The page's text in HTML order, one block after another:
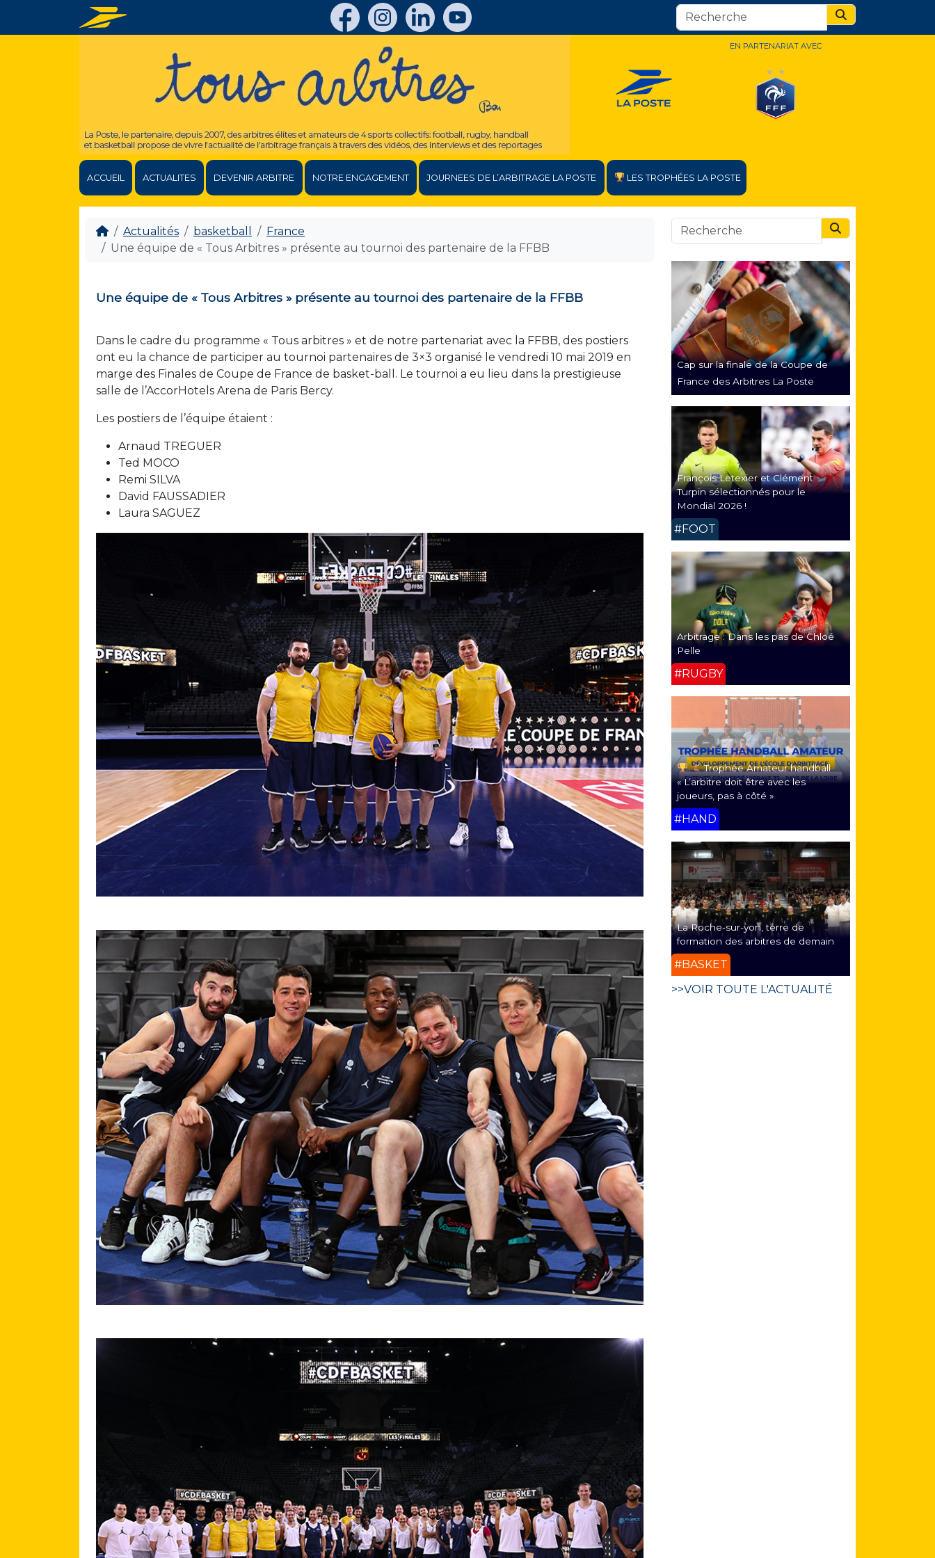
Search
EN PARTENARIAT AVEC
ACCUEIL ACTUALITES DEVENIR ARBITRE NOTRE ENGAGEMENT JOURNEES DE L’ARBITRAGE LA POSTE LES TROPHÉES LA POSTE
Actualités basketball
France
Une équipe de « Tous Arbitres » présente au tournoi des partenaire de la FFBB
Une équipe de « Tous Arbitres » présente au tournoi des partenaire de la FFBB
Dans le cadre du programme « Tous arbitres » et de notre partenariat avec la FFBB, des postiers
ont eu la chance de participer au tournoi partenaires de 3×3 organisé le vendredi 10 mai 2019 en
marge des Finales de Coupe de France de basket-ball. Le tournoi a eu lieu dans la prestigieuse
salle de l’AccorHotels Arena de Paris Bercy.
Les postiers de l’équipe étaient :
Arnaud TREGUER
Ted MOCO
Remi SILVA
David FAUSSADIER
Laura SAGUEZ
Search
Cap sur la finale de la Coupe de
France des Arbitres La Poste
François Letexier et Clément
Turpin sélectionnés pour le
Mondial 2026 !
#FOOT
Arbitrage : Dans les pas de Chloé
Pelle
#RUGBY
Trophée Amateur handball
« L’arbitre doit être avec les
joueurs, pas à côté »
#HAND
La Roche-sur-yon, terre de
formation des arbitres de demain
#BASKET
>>VOIR TOUTE L'ACTUALITÉ